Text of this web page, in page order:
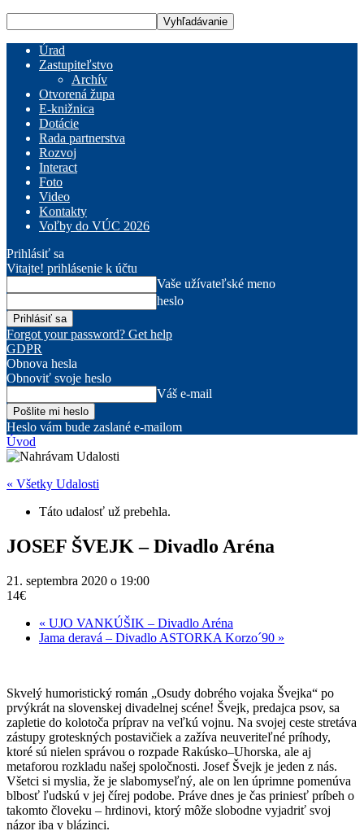
Úrad
Zastupiteľstvo
Archív
Otvorená župa
E-knižnica
Dotácie
Rada partnerstva
Rozvoj
Interact
Foto
Video
Kontakty
Voľby do VÚC 2026
Prihlásiť sa
Vitajte! prihlásenie k účtu
Vaše užívateľské meno
heslo
Forgot your password? Get help
GDPR
Obnova hesla
Obnoviť svoje heslo
Váš e-mail
Heslo vám bude zaslané e-mailom
Úvod
« Všetky Udalosti
Táto udalosť už prebehla.
JOSEF ŠVEJK – Divadlo Aréna
21. septembra 2020 o 19:00
14€
« UJO VANKÚŠIK – Divadlo Aréna
Jama deravá – Divadlo ASTORKA Korzo´90 »
Skvelý humoristický román „Osudy dobrého vojaka Švejka“ po
prvýkrát na slovenskej divadelnej scéne! Švejk, predajca psov, sa
zapletie do kolotoča príprav na veľkú vojnu. Na svojej ceste stretáva
zástupy groteskných postavičiek a zažíva neuveriteľné príhody,
ktoré sú nielen správou o rozpade Rakúsko–Uhorska, ale aj
metaforou rozkladu našej spoločnosti. Josef Švejk je jeden z nás.
Všetci si myslia, že je slabomyseľný, ale on len úprimne pomenúva
blbosť ľudskú v jej čírej podobe. Práve dnes je čas priniesť príbeh o
takomto človeku – hrdinovi, ktorý môže slobodne vyjadriť svoj
názor iba v blázinci.